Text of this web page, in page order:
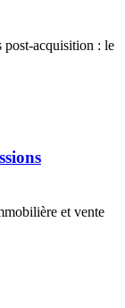
post-acquisition : le
et vente